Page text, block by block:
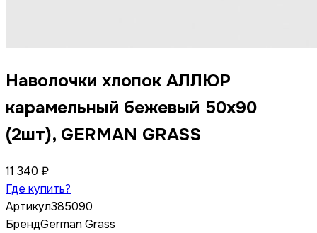
Наволочки хлопок АЛЛЮР
карамельный бежевый 50x90
(2шт), GERMAN GRASS
11 340 ₽
Где купить?
Артикул385090
БрендGerman Grass